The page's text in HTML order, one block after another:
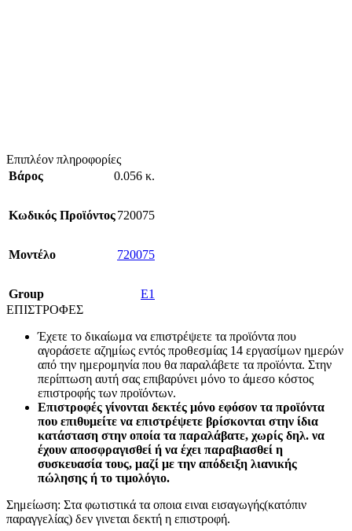
Επιπλέον πληροφορίες
Βάρος
0.056 κ.
Κωδικός Προϊόντος720075
Mοντέλο 720075
Group
E1
ΕΠΙΣΤΡΟΦΕΣ
Έχετε το δικαίωμα να επιστρέψετε τα προϊόντα που
αγοράσετε αζημίως εντός προθεσμίας 14 εργασίμων ημερών
από την ημερομηνία που θα παραλάβετε τα προϊόντα. Στην
περίπτωση αυτή σας επιβαρύνει μόνο το άμεσο κόστος
επιστροφής των προϊόντων.
Επιστροφές γίνονται δεκτές μόνο εφόσον τα προϊόντα
που επιθυμείτε να επιστρέψετε βρίσκονται στην ίδια
κατάσταση στην οποία τα παραλάβατε, χωρίς δηλ. να
έχουν αποσφραγισθεί ή να έχει παραβιασθεί η
συσκευασία τους, μαζί με την απόδειξη λιανικής
πώλησης ή το τιμολόγιο.
Σημείωση: Στα φωτιστικά τα οποια ειναι εισαγωγής(κατόπιν
παραγγελίας) δεν γινεται δεκτή η επιστροφή.